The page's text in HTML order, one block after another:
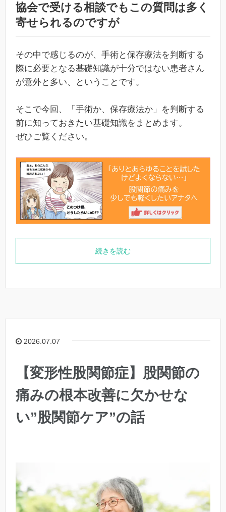
協会で受ける相談でもこの質問は多く
寄せられるのですが
その中で感じるのが、手術と保存療法を判断する
際に必要となる基礎知識が十分ではない患者さん
が意外と多い、ということです。
そこで今回、「手術か、保存療法か」を判断する
前に知っておきたい基礎知識をまとめます。
ぜひご覧ください。
続きを読む
2026.07.07
【変形性股関節症】股関節の
痛みの根本改善に欠かせな
い”股関節ケア”の話